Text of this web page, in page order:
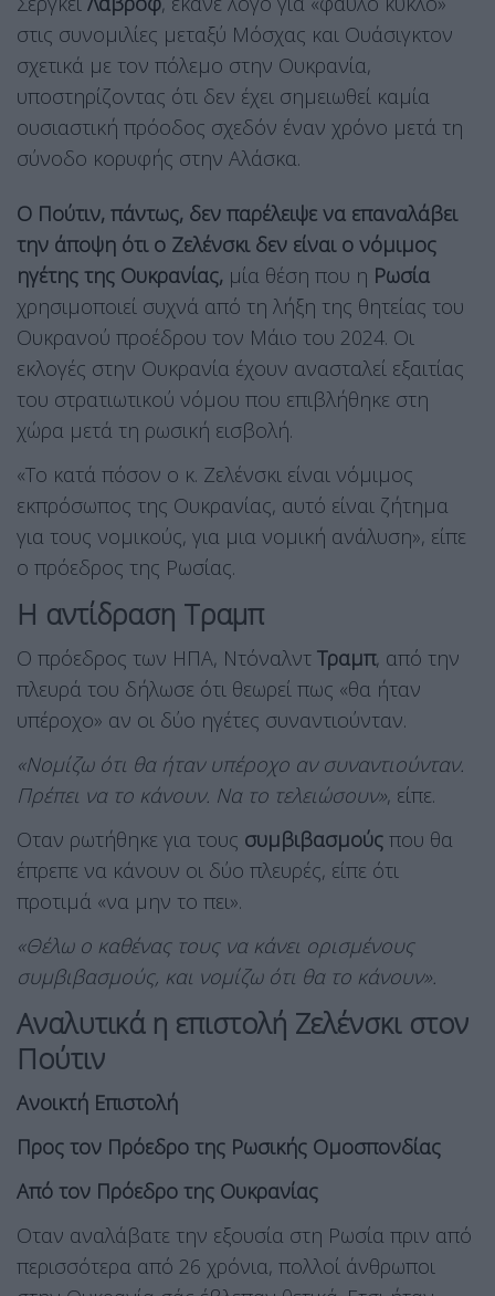
στις συνομιλίες μεταξύ Μόσχας και Ουάσιγκτον
σχετικά με τον πόλεμο στην Ουκρανία,
υποστηρίζοντας ότι δεν έχει σημειωθεί καμία
ουσιαστική πρόοδος σχεδόν έναν χρόνο μετά τη
σύνοδο κορυφής στην Αλάσκα.
Ο Πούτιν, πάντως, δεν παρέλειψε να επαναλάβει
την άποψη ότι ο Ζελένσκι δεν είναι ο νόμιμος
ηγέτης της Ουκρανίας, μία θέση που η Ρωσία
χρησιμοποιεί συχνά από τη λήξη της θητείας του
Ουκρανού προέδρου τον Μάιο του 2024. Οι
εκλογές στην Ουκρανία έχουν ανασταλεί εξαιτίας
του στρατιωτικού νόμου που επιβλήθηκε στη
χώρα μετά τη ρωσική εισβολή.
«Το κατά πόσον ο κ. Ζελένσκι είναι νόμιμος
εκπρόσωπος της Ουκρανίας, αυτό είναι ζήτημα
για τους νομικούς, για μια νομική ανάλυση», είπε
ο πρόεδρος της Ρωσίας.
Η αντίδραση Τραμπ
Ο πρόεδρος των ΗΠΑ, Ντόναλντ Τραμπ, από την
πλευρά του δήλωσε ότι θεωρεί πως «θα ήταν
υπέροχο» αν οι δύο ηγέτες συναντιούνταν.
«Νομίζω ότι θα ήταν υπέροχο αν συναντιούνταν.
Πρέπει να το κάνουν. Να το τελειώσουν», είπε.
Οταν ρωτήθηκε για τους συμβιβασμούς που θα
έπρεπε να κάνουν οι δύο πλευρές, είπε ότι
προτιμά «να μην το πει».
«Θέλω ο καθένας τους να κάνει ορισμένους
συμβιβασμούς, και νομίζω ότι θα το κάνουν».
Αναλυτικά η επιστολή Ζελένσκι στον
Πούτιν
Ανοικτή Επιστολή
Προς τον Πρόεδρο της Ρωσικής Ομοσπονδίας
Από τον Πρόεδρο της Ουκρανίας
Οταν αναλάβατε την εξουσία στη Ρωσία πριν από
περισσότερα από 26 χρόνια, πολλοί άνθρωποι